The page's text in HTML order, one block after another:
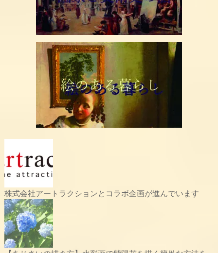
株式会社アートラクションとコラボ企画が進んでいます